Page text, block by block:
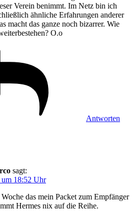
Verein benimmt. Im Netz bin ich
ähnliche Erfahrungen anderer
macht das ganze noch bizarrer. Wie
O.o
Antworten
sagt:
um 18:52 Uhr
das mein Packet zum Empfänger
Hermes nix auf die Reihe.